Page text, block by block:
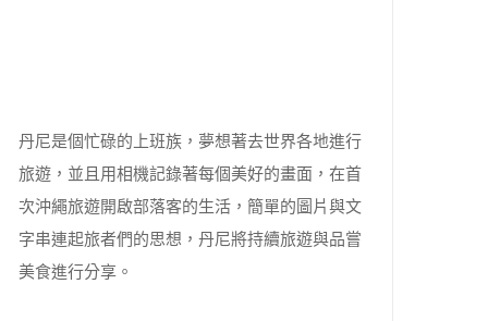
丹尼是個忙碌的上班族，夢想著去世界各地進行
旅遊，並且用相機記錄著每個美好的畫面，在首
次沖繩旅遊開啟部落客的生活，簡單的圖片與文
字串連起旅者們的思想，丹尼將持續旅遊與品嘗
美食進行分享。